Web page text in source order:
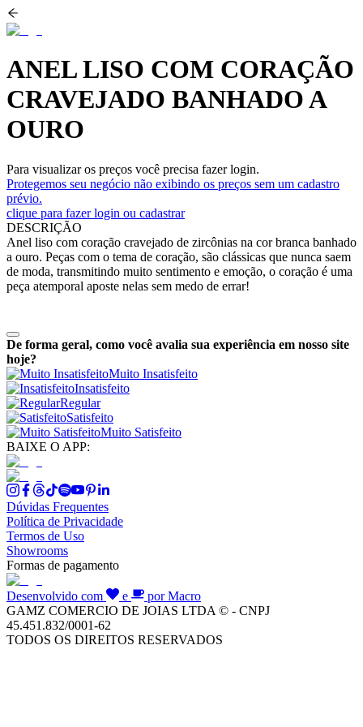
ANEL LISO COM CORAÇÃO
CRAVEJADO BANHADO A
OURO
Para visualizar os preços você precisa fazer login.
Protegemos seu negócio não exibindo os preços sem um cadastro
prévio.
clique para fazer login ou cadastrar
DESCRIÇÃO
Anel liso com coração cravejado de zircônias na cor branca banhado
a ouro. Peças com o tema de coração, são clássicas que nunca saem
de moda, transmitindo muito sentimento e emoção, o coração é uma
peça atemporal aposte nelas sem medo de errar!
De forma geral, como você avalia sua experiência em nosso site
hoje?
Muito Insatisfeito
Insatisfeito
Regular
Satisfeito
Muito Satisfeito
BAIXE O APP:
Dúvidas Frequentes
Política de Privacidade
Termos de Uso
Showrooms
Formas de pagamento
Desenvolvido com e
por Macro
GAMZ COMERCIO DE JOIAS LTDA © - CNPJ
45.451.832/0001-62
TODOS OS DIREITOS RESERVADOS